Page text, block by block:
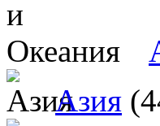
Азия